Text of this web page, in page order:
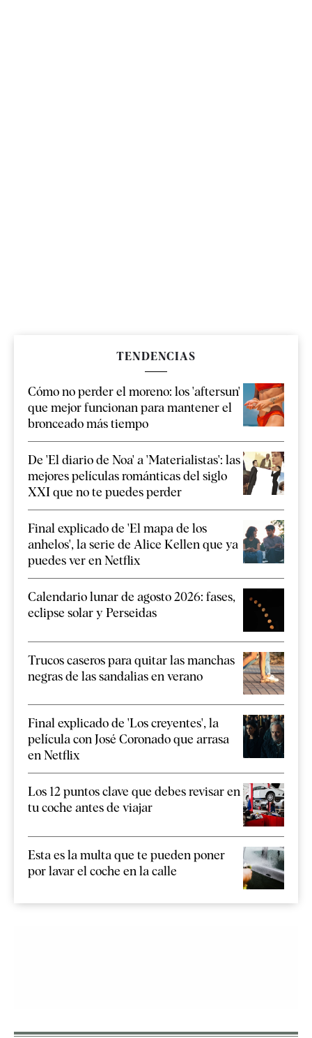
TENDENCIAS
Cómo no perder el moreno: los 'aftersun'
que mejor funcionan para mantener el
bronceado más tiempo
De 'El diario de Noa' a 'Materialistas': las
mejores películas románticas del siglo
XXI que no te puedes perder
Final explicado de 'El mapa de los
anhelos', la serie de Alice Kellen que ya
puedes ver en Netflix
Calendario lunar de agosto 2026: fases,
eclipse solar y Perseidas
Trucos caseros para quitar las manchas
negras de las sandalias en verano
Final explicado de 'Los creyentes', la
película con José Coronado que arrasa
en Netflix
Los 12 puntos clave que debes revisar en
tu coche antes de viajar
Esta es la multa que te pueden poner
por lavar el coche en la calle